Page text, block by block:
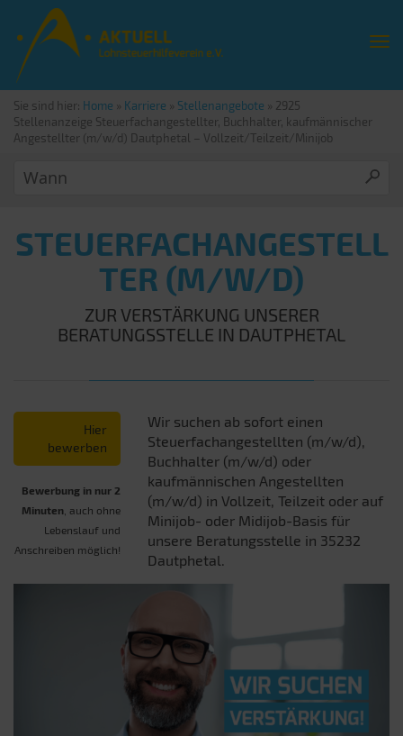
Sie sind hier: Home » Karriere » Stellenangebote » 2925
Stellenanzeige Steuerfachangestellter, Buchhalter, kaufmännischer
Angestellter (m/w/d) Dautphetal – Vollzeit/Teilzeit/Minijob
STEUERFACHANGESTELL
TER (M/W/D)
ZUR VERSTÄRKUNG UNSERER
BERATUNGSSTELLE IN DAUTPHETAL
Hier
bewerben
Bewerbung in nur 2
Minuten , auch ohne
Lebenslauf und
Anschreiben möglich!
Wir suchen ab sofort einen
Steuerfachangestellten (m/w/d),
Buchhalter (m/w/d) oder
kaufmännischen Angestellten
(m/w/d) in Vollzeit, Teilzeit oder auf
Minijob- oder Midijob-Basis für
unsere Beratungsstelle in 35232
Dautphetal.